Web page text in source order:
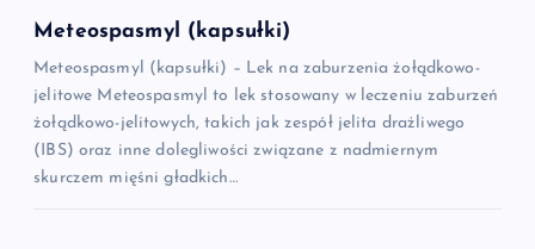
Meteospasmyl (kapsułki)
Meteospasmyl (kapsułki) – Lek na zaburzenia żołądkowo-
jelitowe Meteospasmyl to lek stosowany w leczeniu zaburzeń
żołądkowo-jelitowych, takich jak zespół jelita drażliwego
(IBS) oraz inne dolegliwości związane z nadmiernym
skurczem mięśni gładkich…